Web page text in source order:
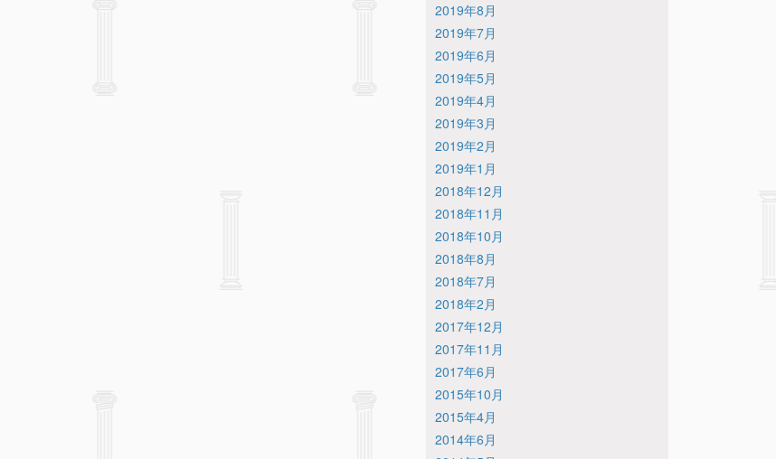
2019年8月
2019年7月
2019年6月
2019年5月
2019年4月
2019年3月
2019年2月
2019年1月
2018年12月
2018年11月
2018年10月
2018年8月
2018年7月
2018年2月
2017年12月
2017年11月
2017年6月
2015年10月
2015年4月
2014年6月